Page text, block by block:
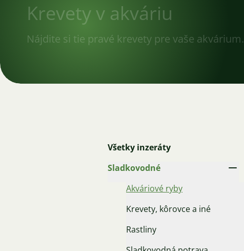
Krevety v akváriu
Nájdite si tie pravé krevety pre vaše akvárium.
Všetky inzeráty
Sladkovodné
Akváriové ryby
Krevety, kôrovce a iné
Rastliny